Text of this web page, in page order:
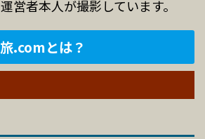
営者本人が撮影しています。
.comとは？